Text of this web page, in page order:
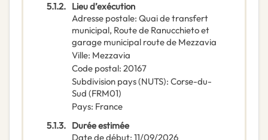
5.1.2. Lieu d’exécution
Adresse postale: Quai de transfert
municipal, Route de Ranucchieto et
garage municipal route de Mezzavia
Ville: Mezzavia
Code postal: 20167
Subdivision pays (NUTS): Corse-du-
Sud (FRM01)
Pays: France
5.1.3. Durée estimée
Date de début: 11/09/2026